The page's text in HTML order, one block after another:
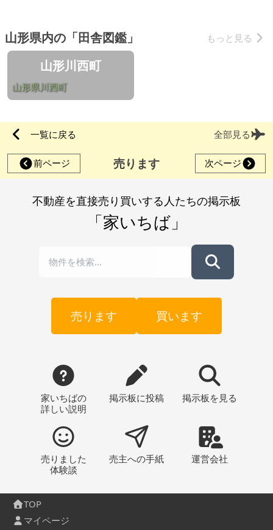
山形県内の「田舎図鑑」 もっと見る
山形川西町
山形県川西町
一覧に戻る 全部見る
前ページ 売ります 次ページ
不動産を直接売り買いする人たちの掲示板
「家いちば」
売ります 買います
家いちばの
詳しい説明
掲示板に投稿 掲示板 を見る
売りました
体験談
売主への手紙 運営会社
TOP
マイページ